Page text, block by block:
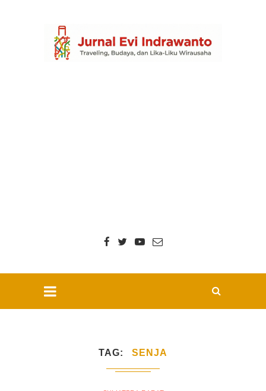
TAG SENJA